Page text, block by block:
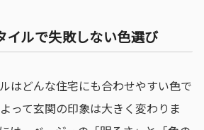
イルで失敗しない色選び
はどんな住宅にも合わせやすい色で
って玄関の印象は大きく変わりま